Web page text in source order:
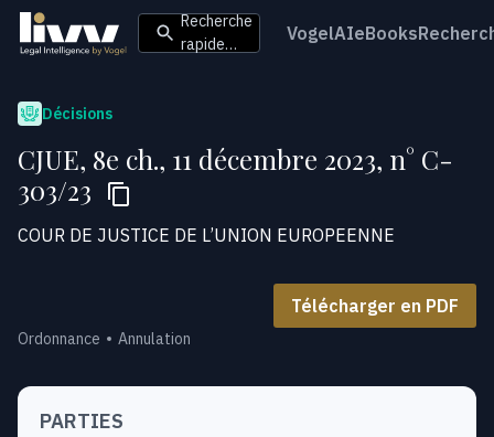
Recherche
rapide…
VogelAIeBooks
Décisions
CJUE, 8e ch., 11 décembre 2023, n° C-
303/23
COUR DE JUSTICE DE L’UNION EUROPEENNE
Télécharger en PDF
Ordonnance Annulation
PARTIES